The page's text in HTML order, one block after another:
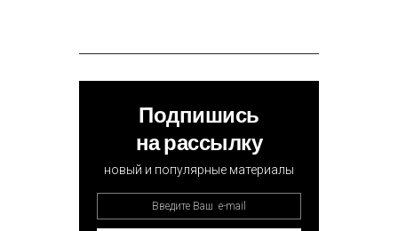
Подпишись
на рассылку
новый и популярные материалы